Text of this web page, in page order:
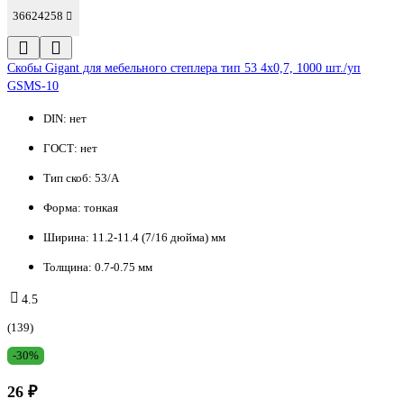
36624258
Cкобы Gigant для мебельного степлера тип 53 4x0,7, 1000 шт./уп
GSMS-10
DIN: нет
ГОСТ: нет
Тип скоб: 53/A
Форма: тонкая
Ширина: 11.2-11.4 (7/16 дюйма) мм
Толщина: 0.7-0.75 мм
4.5
(139)
-30%
26 ₽